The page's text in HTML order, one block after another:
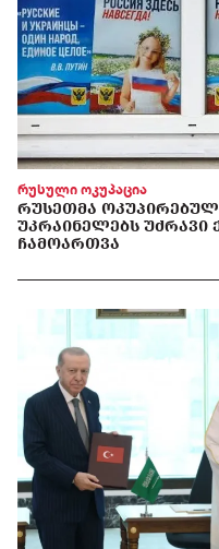
რუსული ოკუპაცია
ᲠᲣᲡᲔᲗᲛᲐ
ᲣᲙᲠᲐᲘᲜᲔᲚᲔᲑᲡ ᲣᲫᲠᲐᲕᲘ
ᲩᲐᲛᲝᲐᲠᲗᲕᲐ